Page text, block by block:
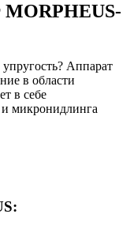
Аппарат
в области
в себе
микронидлинга